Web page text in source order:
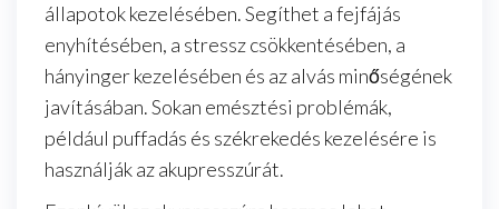
állapotok kezelésében. Segíthet a fejfájás
enyhítésében, a stressz csökkentésében, a
hányinger kezelésében és az alvás minőségének
javításában. Sokan emésztési problémák,
például puffadás és székrekedés kezelésére is
használják az akupresszúrát.